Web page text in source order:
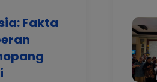
Fakta